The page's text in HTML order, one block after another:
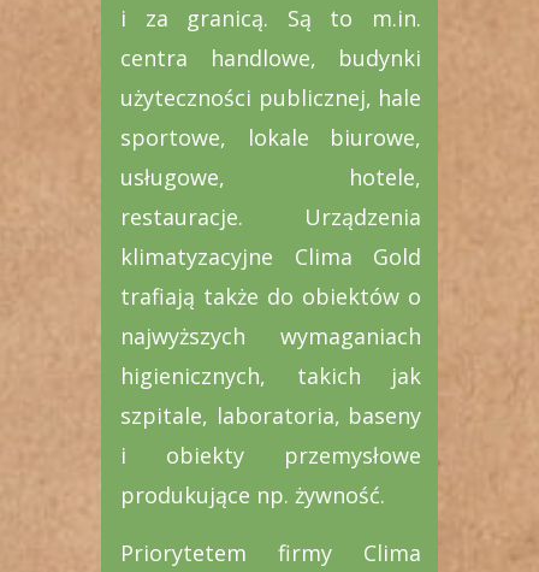
i za granicą. Są to m.in.
centra handlowe, budynki
użyteczności publicznej, hale
sportowe, lokale biurowe,
usługowe, hotele,
restauracje. Urządzenia
klimatyzacyjne Clima Gold
trafiają także do obiektów o
najwyższych wymaganiach
higienicznych, takich jak
szpitale, laboratoria, baseny
i obiekty przemysłowe
produkujące np. żywność.
Priorytetem firmy Clima